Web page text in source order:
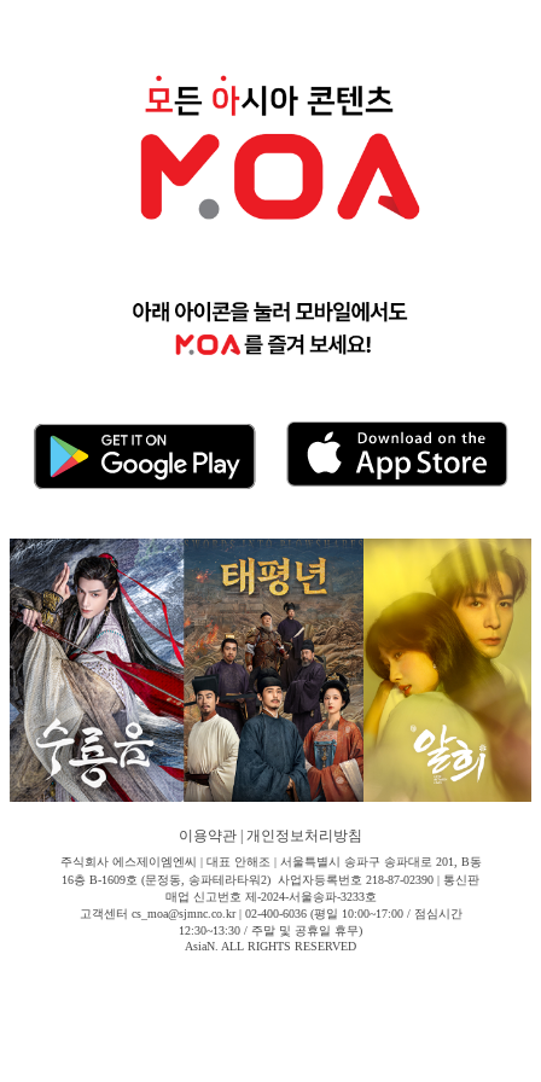
이용약관 개인정보처리방침
주식회사 에스제이엠엔씨 | 대표 안해조 | 서울특별시 송파구 송파대로 201, B동
16층 B-1609호 (문정동, 송파테라타워2) 사업자등록번호 218-87-02390 | 통신판
매업 신고번호 제-2024-서울송파-3233호
고객센터 cs_moa@sjmnc.co.kr | 02-400-6036 (평일 10:00~17:00 / 점심시간
12:30~13:30 / 주말 및 공휴일 휴무)
AsiaN. ALL RIGHTS RESERVED